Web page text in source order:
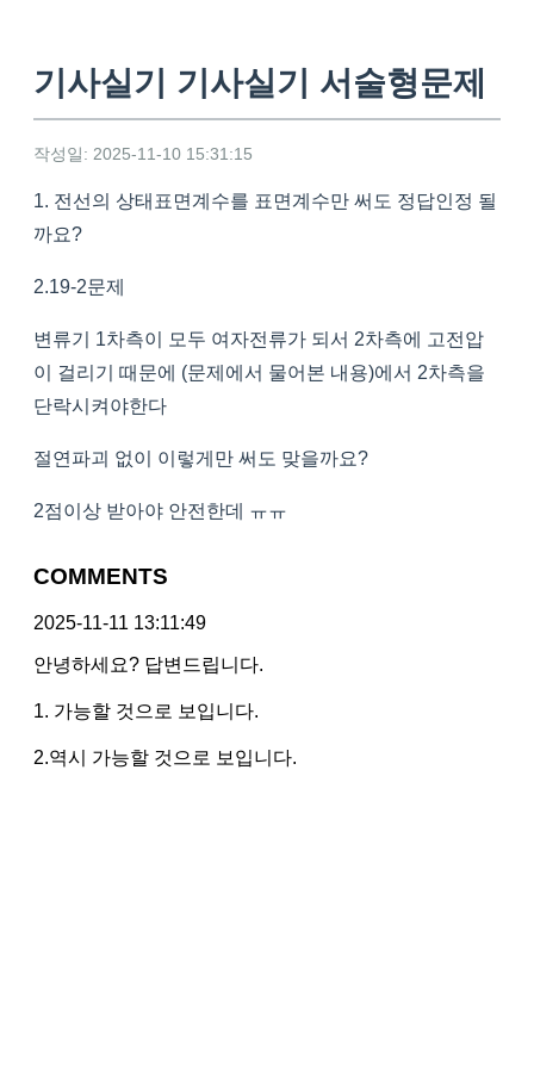
기사실기 기사실기 서술형문제
작성일: 2025-11-10 15:31:15
1. 전선의 상태표면계수를 표면계수만 써도 정답인정 될
까요?
2.19-2문제
변류기 1차측이 모두 여자전류가 되서 2차측에 고전압
이 걸리기 때문에 (문제에서 물어본 내용)에서 2차측을
단락시켜야한다
절연파괴 없이 이렇게만 써도 맞을까요?
2점이상 받아야 안전한데 ㅠㅠ
COMMENTS
2025-11-11 13:11:49
안녕하세요? 답변드립니다.
1. 가능할 것으로 보입니다.
2.역시 가능할 것으로 보입니다.